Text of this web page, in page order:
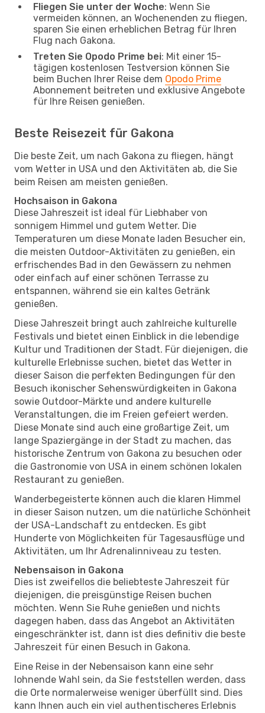
Fliegen Sie unter der Woche: Wenn Sie
vermeiden können, an Wochenenden zu fliegen,
sparen Sie einen erheblichen Betrag für Ihren
Flug nach Gakona.
Treten Sie Opodo Prime bei: Mit einer 15-
tägigen kostenlosen Testversion können Sie
beim Buchen Ihrer Reise dem Opodo Prime
Abonnement beitreten und exklusive Angebote
für Ihre Reisen genießen.
Beste Reisezeit für Gakona
Die beste Zeit, um nach Gakona zu fliegen, hängt
vom Wetter in USA und den Aktivitäten ab, die Sie
beim Reisen am meisten genießen.
Hochsaison in Gakona
Diese Jahreszeit ist ideal für Liebhaber von
sonnigem Himmel und gutem Wetter. Die
Temperaturen um diese Monate laden Besucher ein,
die meisten Outdoor-Aktivitäten zu genießen, ein
erfrischendes Bad in den Gewässern zu nehmen
oder einfach auf einer schönen Terrasse zu
entspannen, während sie ein kaltes Getränk
genießen.
Diese Jahreszeit bringt auch zahlreiche kulturelle
Festivals und bietet einen Einblick in die lebendige
Kultur und Traditionen der Stadt. Für diejenigen, die
kulturelle Erlebnisse suchen, bietet das Wetter in
dieser Saison die perfekten Bedingungen für den
Besuch ikonischer Sehenswürdigkeiten in Gakona
sowie Outdoor-Märkte und andere kulturelle
Veranstaltungen, die im Freien gefeiert werden.
Diese Monate sind auch eine großartige Zeit, um
lange Spaziergänge in der Stadt zu machen, das
historische Zentrum von Gakona zu besuchen oder
die Gastronomie von USA in einem schönen lokalen
Restaurant zu genießen.
Wanderbegeisterte können auch die klaren Himmel
in dieser Saison nutzen, um die natürliche Schönheit
der USA-Landschaft zu entdecken. Es gibt
Hunderte von Möglichkeiten für Tagesausflüge und
Aktivitäten, um Ihr Adrenalinniveau zu testen.
Nebensaison in Gakona
Dies ist zweifellos die beliebteste Jahreszeit für
diejenigen, die preisgünstige Reisen buchen
möchten. Wenn Sie Ruhe genießen und nichts
dagegen haben, dass das Angebot an Aktivitäten
eingeschränkter ist, dann ist dies definitiv die beste
Jahreszeit für einen Besuch in Gakona.
Eine Reise in der Nebensaison kann eine sehr
lohnende Wahl sein, da Sie feststellen werden, dass
die Orte normalerweise weniger überfüllt sind. Dies
kann Ihnen auch ein viel authentischeres Erlebnis